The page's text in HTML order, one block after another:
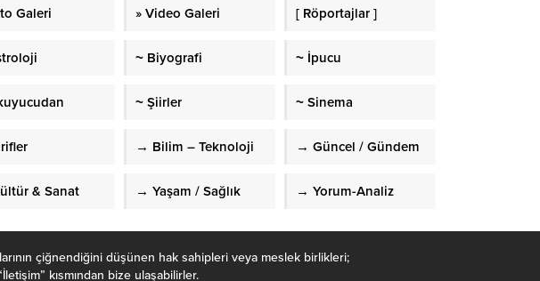
Galeri » Video Galeri [ Röportajlar ]
~ Biyografi ~ İpucu
~ Şiirler ~ Sinema
→ Bilim – Teknoloji → Güncel / Gündem
& Sanat → Yaşam / Sağlık → Yorum-Analiz
çiğnendiğini düşünen hak sahipleri veya meslek birlikleri;
kısmından bize ulaşabilirler.